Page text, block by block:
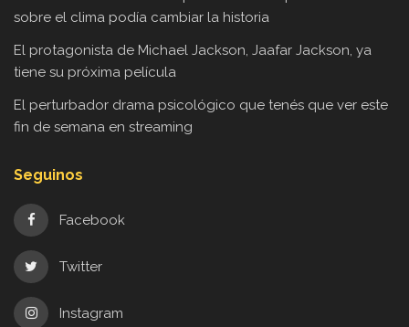
sobre el clima podía cambiar la historia
El protagonista de Michael Jackson, Jaafar Jackson, ya
tiene su próxima película
El perturbador drama psicológico que tenés que ver este
fin de semana en streaming
Seguinos
Facebook
Twitter
Instagram